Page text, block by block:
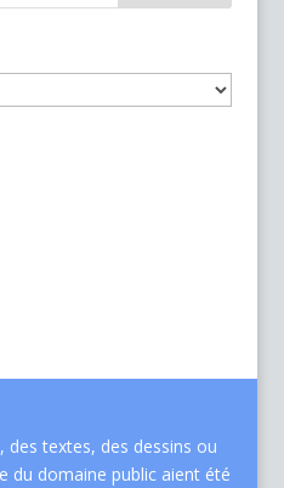
des textes, des dessins ou
du domaine public aient été